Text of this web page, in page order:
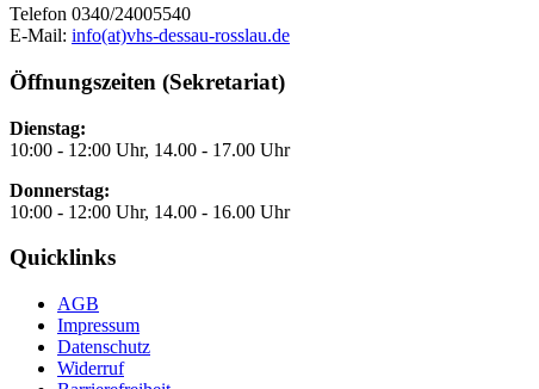
Telefon 0340/24005540
E-Mail: info(at)vhs-dessau-rosslau.de
Öffnungszeiten (Sekretariat)
Dienstag:
10:00 - 12:00 Uhr, 14.00 - 17.00 Uhr
Donnerstag:
10:00 - 12:00 Uhr, 14.00 - 16.00 Uhr
Quicklinks
AGB
Impressum
Datenschutz
Widerruf